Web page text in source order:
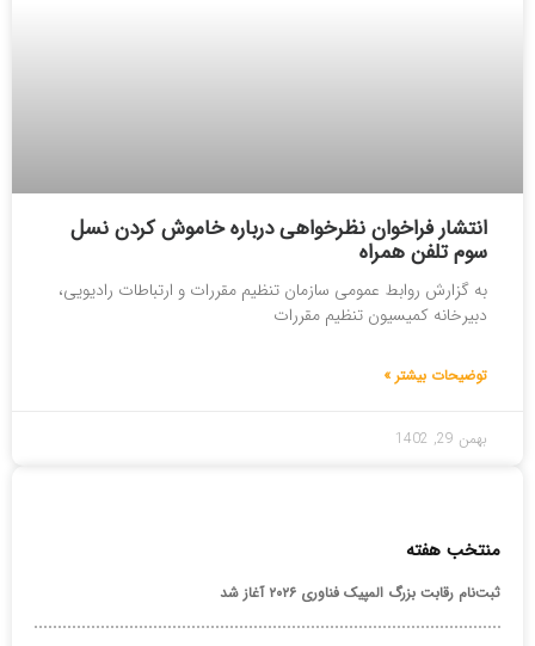
انتشار فراخوان نظرخواهی درباره خاموش کردن نسل
سوم تلفن همراه
به گزارش روابط عمومی سازمان تنظیم مقررات و ارتباطات رادیویی،
دبیرخانه کمیسیون تنظیم مقررات
توضیحات بیشتر »
بهمن 29, 1402
منتخب هفته
ثبت‌نام رقابت بزرگ المپیک فناوری ۲۰۲۶ آغاز شد